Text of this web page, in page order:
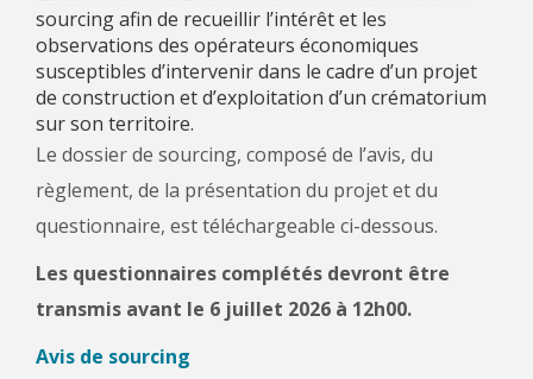
sourcing afin de recueillir l’intérêt et les
observations des opérateurs économiques
susceptibles d’intervenir dans le cadre d’un projet
de construction et d’exploitation d’un crématorium
sur son territoire.
Le dossier de sourcing, composé de l’avis, du
règlement, de la présentation du projet et du
questionnaire, est téléchargeable ci-dessous.
Les questionnaires complétés devront être
transmis avant le 6 juillet 2026 à 12h00.
Avis de sourcing